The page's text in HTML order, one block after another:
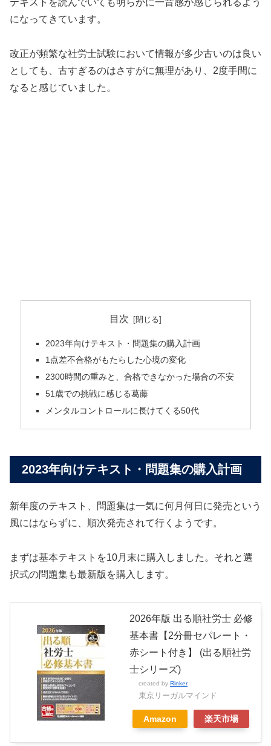
になってきています。
改正が頻繁な社労士試験において情報が多少古いのは良い
としても、古すぎるのはさすがに無理があり、2度手間に
なると感じていました。
目次
2023年向けテキスト・問題集の購入計画
1点差不合格がもたらした心境の変化
2300時間の重みと、合格できなかった場合の不安
51歳での挑戦に感じる葛藤
メンタルコントロールに長けてくる50代
2023年向けテキスト・問題集の購入計画
新年度のテキスト、問題集は一気に何月何日に発売という
風にはならずに、順次発売されて行くようです。
まずは基本テキストを10月末に購入しました。それと選
択式の問題集も最新版を購入します。
2026年版 出る順社労士 必修
基本書【2分冊セパレート・
赤シート付き】 (出る順社労
士シリーズ)
created by Rinker
東京リーガルマインド
Amazon 楽天市場